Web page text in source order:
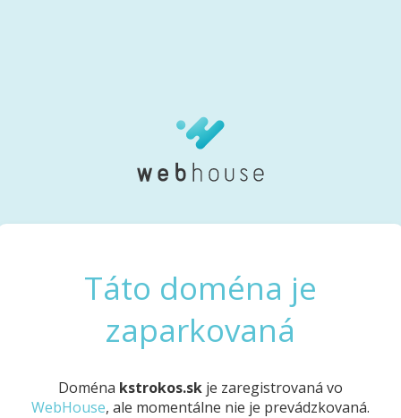
Táto doména je
zaparkovaná
Doména kstrokos.sk je zaregistrovaná vo
WebHouse, ale momentálne nie je prevádzkovaná.